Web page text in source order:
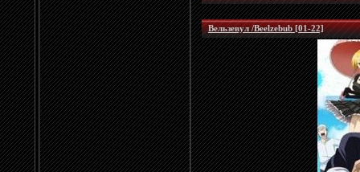
Вельзевул /Beelzebub [01-22]